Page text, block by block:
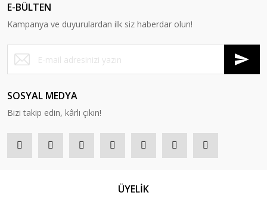
E-BÜLTEN
Kampanya ve duyurulardan ilk siz haberdar olun!
SOSYAL MEDYA
Bizi takip edin, kârlı çıkın!
ÜYELİK